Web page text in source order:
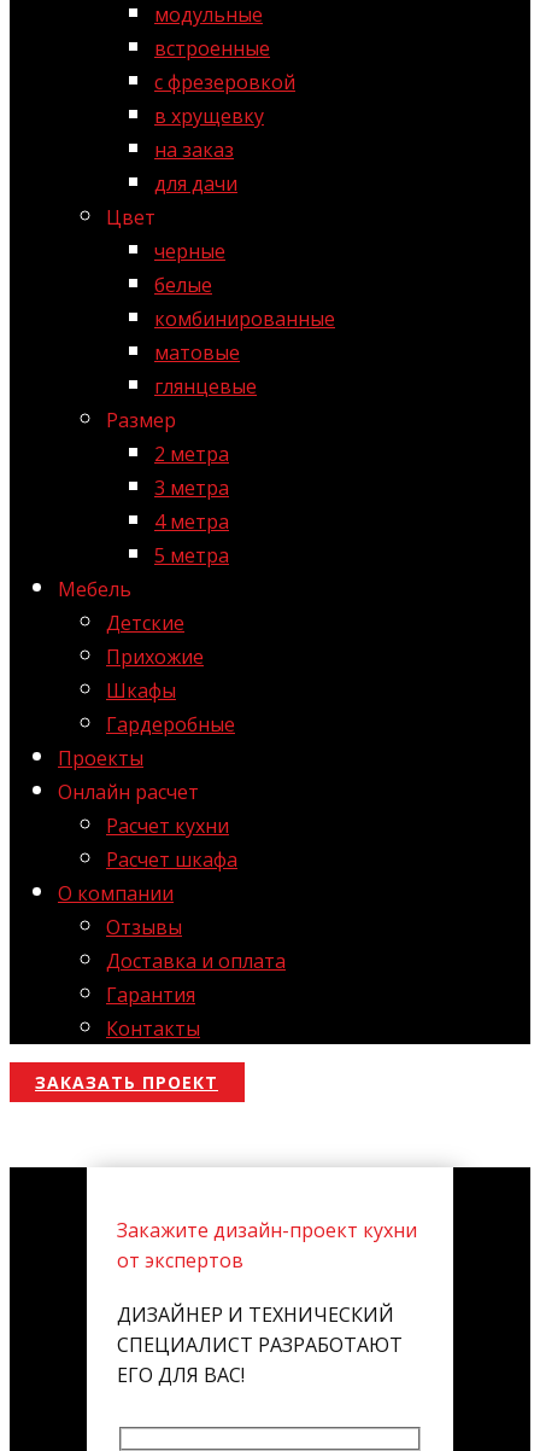
модульные
встроенные
с фрезеровкой
в хрущевку
на заказ
для дачи
Цвет
черные
белые
комбинированные
матовые
глянцевые
Размер
2 метра
3 метра
4 метра
5 метра
Мебель
Детские
Прихожие
Шкафы
Гардеробные
Проекты
Онлайн расчет
Расчет кухни
Расчет шкафа
О компании
Отзывы
Доставка и оплата
Гарантия
Контакты
ЗАКАЗАТЬ ПРОЕКТ
Закажите дизайн-проект кухни
от экспертов
ДИЗАЙНЕР И ТЕХНИЧЕСКИЙ
СПЕЦИАЛИСТ РАЗРАБОТАЮТ
ЕГО ДЛЯ ВАС!